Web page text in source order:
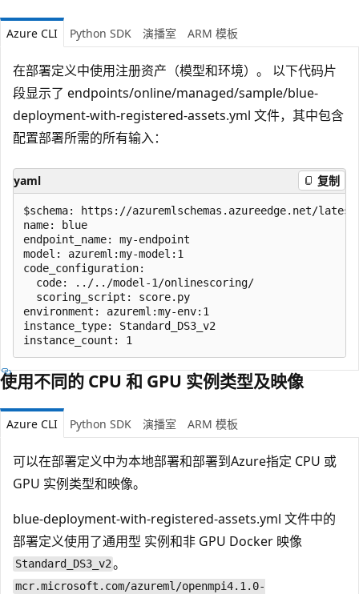
Azure CLI Python SDK 演播室 ARM 模板
在部署定义中使用注册资产（模型和环境）。 以下代码片
段显示了 endpoints/online/managed/sample/blue-
deployment-with-registered-assets.yml 文件，其中包含
配置部署所需的所有输入：
yaml 复制
$schema: https://azuremlschemas.azureedge.net/latest/
name: blue
endpoint_name: my-endpoint
model: azureml:my-model:1
code_configuration:
  code: ../../model-1/onlinescoring/
  scoring_script: score.py
environment: azureml:my-env:1
instance_type: Standard_DS3_v2
使用不同的 CPU 和 GPU 实例类型及映像
Azure CLI Python SDK 演播室 ARM 模板
可以在部署定义中为本地部署和部署到Azure指定 CPU 或
GPU 实例类型和映像。
blue-deployment-with-registered-assets.yml 文件中的
部署定义使用了通用型 实例和非 GPU Docker 映像
Standard_DS3_v2。
mcr.microsoft.com/azureml/openmpi4.1.0-